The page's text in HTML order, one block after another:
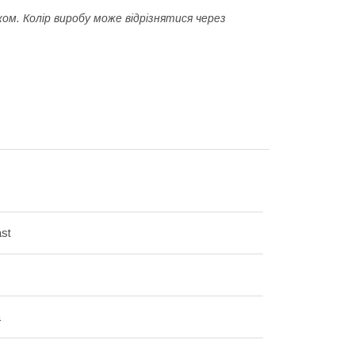
Колір виробу може відрізнятися через